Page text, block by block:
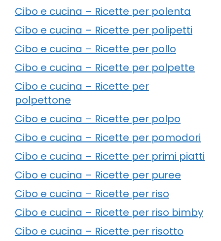
Cibo e cucina – Ricette per polenta
Cibo e cucina – Ricette per polipetti
Cibo e cucina – Ricette per pollo
Cibo e cucina – Ricette per polpette
Cibo e cucina – Ricette per
polpettone
Cibo e cucina – Ricette per polpo
Cibo e cucina – Ricette per pomodori
Cibo e cucina – Ricette per primi piatti
Cibo e cucina – Ricette per puree
Cibo e cucina – Ricette per riso
Cibo e cucina – Ricette per riso bimby
Cibo e cucina – Ricette per risotto